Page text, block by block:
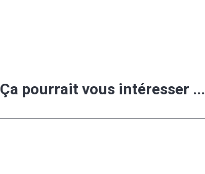
Ça pourrait vous intéresser ...